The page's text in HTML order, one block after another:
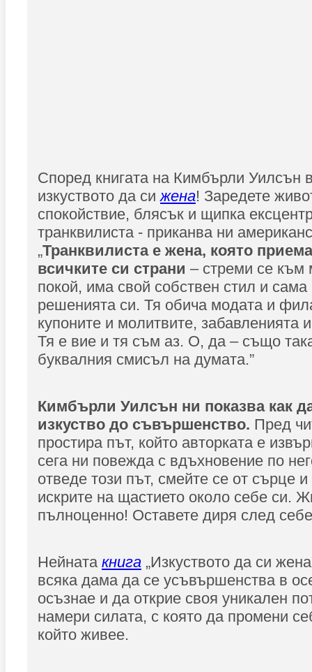
Според книгата на Кимбърли Уилсън
изкуството да сижена! Заредете
спокойствие, блясък и щипка
транквилиста - приканва ни
„Транквилиста е жена, която
всичките си страни – стреми се
покой, има свой собствен стил и
решенията си. Тя обича модата и
купоните и молитвите, забавленията
Тя е вие и тя съм аз. О, да – също
буквалния смисъл на думата.”
Кимбърли Уилсън ни показва как
изкуство до съвършенство. Пред
простира път, който авторката е
сега ни повежда с вдъхновение по
отведе този път, смейте се от сърце
искрите на щастието около себе си.
пълноценно! Оставете диря след
Нейната книга „Изкуството да си
всяка дама да се усъвършенства в
осъзнае и да открие своя уникален
намери силата, с която да промени
който живее.